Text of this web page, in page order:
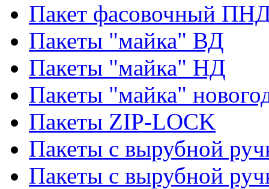
Пакет фасовочный
Пакеты "майка" ВД
Пакеты "майка" НД
Пакеты "майка"
Пакеты ZIP-LOCK
Пакеты с вырубной
Пакеты с вырубной